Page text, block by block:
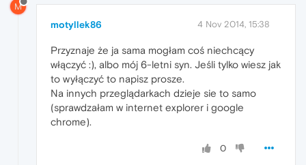
M
motyllek86 4 Nov 2014, 15:38
Przyznaje że ja sama mogłam coś niechcący
włączyć :), albo mój 6-letni syn. Jeśli tylko wiesz jak
to wyłączyć to napisz prosze.
Na innych przeglądarkach dzieje sie to samo
(sprawdzałam w internet explorer i google
chrome).
0